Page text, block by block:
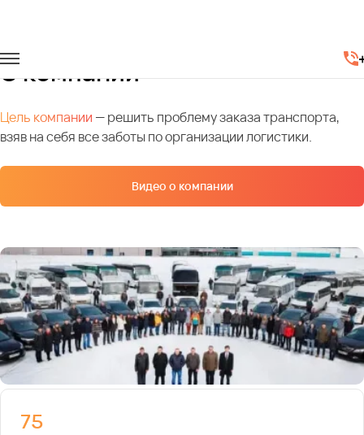
О компании
Цель компании — решить проблему заказа транспорта,
взяв на себя все заботы по организации логистики.
Видео о компании
75